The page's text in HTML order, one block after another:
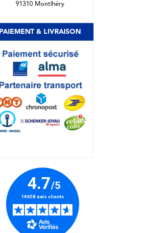
91310 Montlhéry
PAIEMENT & LIVRAISON